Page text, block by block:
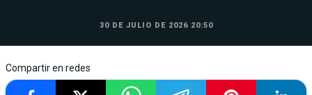
30 DE JULIO DE 2026 20:50
Compartir en redes